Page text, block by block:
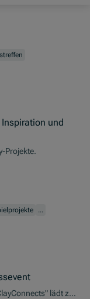
und
Projekte.
...
lädt zur